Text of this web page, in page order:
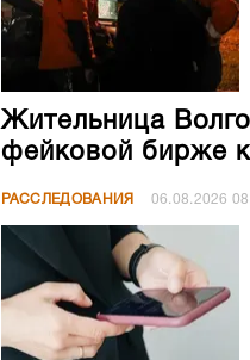
Жительница
фейковой бирже
РАССЛЕДОВАНИЯ 06.08.2026